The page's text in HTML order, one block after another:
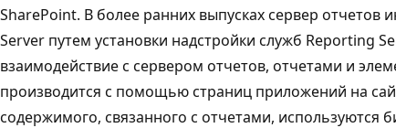
SharePoint. В более ранних выпусках сервер отчетов
Server путем установки надстройки служб Reporting
взаимодействие с сервером отчетов, отчетами и
производится с помощью страниц приложений на
содержимого, связанного с отчетами, используются